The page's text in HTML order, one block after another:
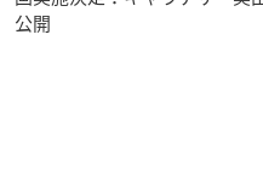
公開